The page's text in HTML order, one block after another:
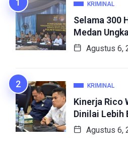
KRIMINAL
Selama 300
Medan
Agustus 6,
KRIMINAL
Kinerja Rico
Dinilai Lebih
Agustus 6,